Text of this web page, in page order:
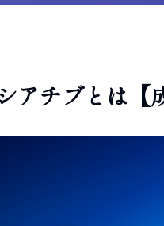
アチブとは【